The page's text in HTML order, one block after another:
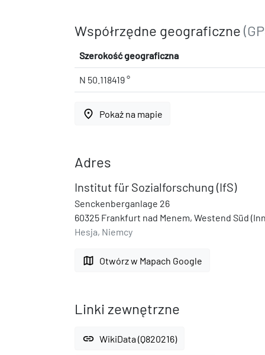
Współrzędne geograficzne
Szerokość geograficzna
N 50.118419 °
place Pokaż na mapie
Adres
Institut für Sozialforschung (IfS)
Senckenberganlage 26
60325 Frankfurt nad Menem, Westend Süd
Hesja, Niemcy
map Otwórz w Mapach Google
Linki zewnętrzne
link WikiData (Q820216)